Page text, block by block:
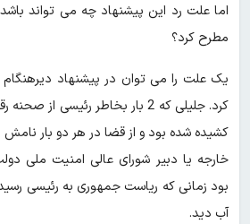
اما علت رد این پیشنهاد چه می تواند
مطرح کرد؟
یک علت را می توان در پیشنهاد
کرد. جلیلی که 2 بار بخاطر رئیسی
کشیده شده بود و از قضا در هر دو بار نامش
خارجه یا دبیر شورای عالی امنیت ملی
بود زمانی که ریاست جمهوری به رئیسی
آب دید.